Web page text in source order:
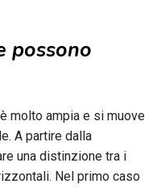
possono
molto ampia e si muove
A partire dalla
una distinzione tra i
Nel primo caso